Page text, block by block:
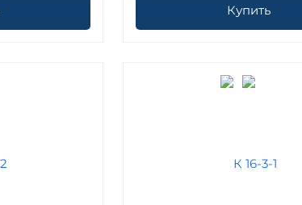
Купить